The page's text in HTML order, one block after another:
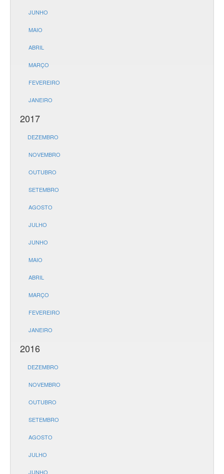
JUNHO
MAIO
ABRIL
MARÇO
FEVEREIRO
JANEIRO
2017
DEZEMBRO
NOVEMBRO
OUTUBRO
SETEMBRO
AGOSTO
JULHO
JUNHO
MAIO
ABRIL
MARÇO
FEVEREIRO
JANEIRO
2016
DEZEMBRO
NOVEMBRO
OUTUBRO
SETEMBRO
AGOSTO
JULHO
JUNHO